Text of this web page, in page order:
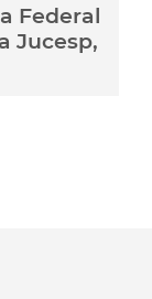
Federal
Jucesp,